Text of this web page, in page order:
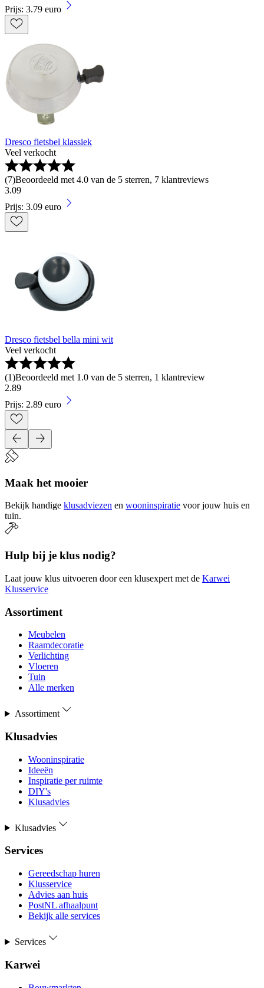
Prijs: 3.79 euro
Dresco fietsbel klassiek
Veel verkocht
(7)Beoordeeld met 4.0 van de 5 sterren, 7 klantreviews
3.09
Prijs: 3.09 euro
Dresco fietsbel bella mini wit
Veel verkocht
(1)Beoordeeld met 1.0 van de 5 sterren, 1 klantreview
2.89
Prijs: 2.89 euro
Maak het mooier
Bekijk handige klusadviezen en wooninspiratie voor jouw huis en
tuin.
Hulp bij je klus nodig?
Laat jouw klus uitvoeren door een klusexpert met de Karwei
Klusservice
Assortiment
Meubelen
Raamdecoratie
Verlichting
Vloeren
Tuin
Alle merken
Assortiment
Klusadvies
Wooninspiratie
Ideeën
Inspiratie per ruimte
DIY's
Klusadvies
Klusadvies
Services
Gereedschap huren
Klusservice
Advies aan huis
PostNL afhaalpunt
Bekijk alle services
Services
Karwei